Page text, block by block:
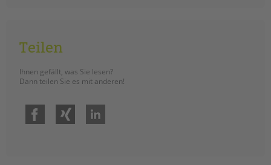
Zertfikatskurse
Seminarkalender
Seminarräume
PROFIL | LEITBILD
Teilen
Ihnen gefällt, was Sie lesen?
Dann teilen Sie es mit anderen!
Facebook Xing